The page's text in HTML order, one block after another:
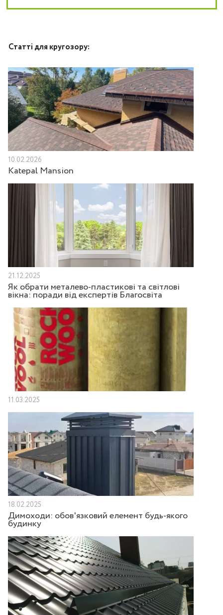
Статті для кругозору:
10.02.2026
Katepal Mansion
21.12.2025
Як обрати металево-пластикові та світлові
вікна: поради від експертів Благосвіта
11.03.2025
18.02.2025
Димоходи: обов'язковий елемент будь-якого
будинку